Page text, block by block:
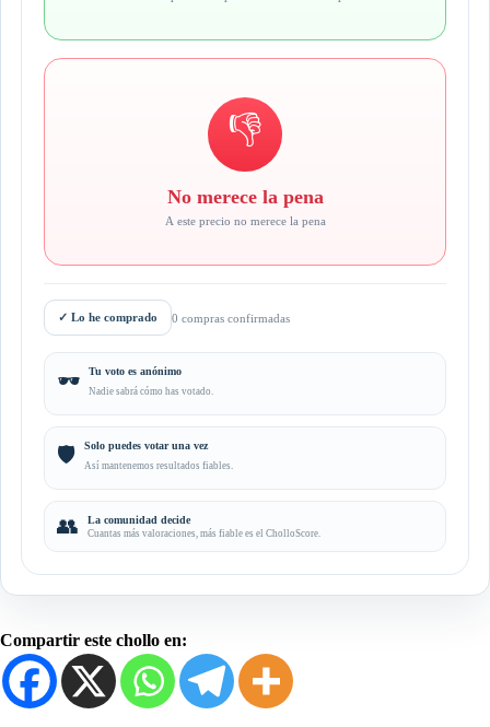
👎
No merece la pena
A este precio no merece la pena
✓ Lo he comprado 0 compras confirmadas
🕶️ Tu voto es anónimo
Nadie sabrá cómo has votado.
🛡️ Solo puedes votar una vez
Así mantenemos resultados fiables.
👥 La comunidad decide
Cuantas más valoraciones, más fiable es el CholloScore.
Compartir este chollo en: